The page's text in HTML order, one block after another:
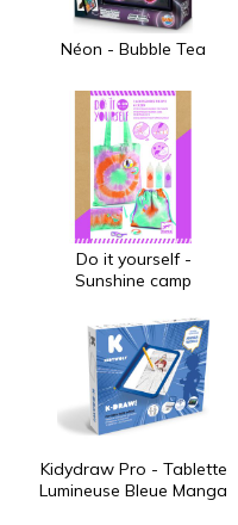
Néon - Bubble Tea
Do it yourself -
Sunshine camp
Kidydraw Pro - Tablette
Lumineuse Bleue Manga